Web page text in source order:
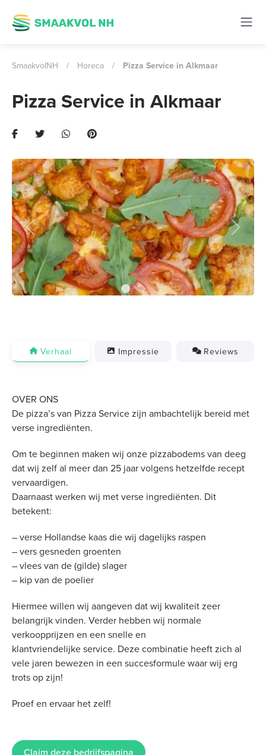
SmaakvolNH / Horeca / Pizza Service in Alkmaar
Pizza Service in Alkmaar
Previous Next
Verhaal Impressie Reviews
OVER ONS
De pizza’s van Pizza Service zijn ambachtelijk bereid met
verse ingrediënten.
Om te beginnen maken wij onze pizzabodems van deeg
dat wij zelf al meer dan 25 jaar volgens hetzelfde recept
vervaardigen.
Daarnaast werken wij met verse ingrediënten. Dit
betekent:
– verse Hollandse kaas die wij dagelijks raspen
– vers gesneden groenten
– vlees van de (gilde) slager
– kip van de poelier
Hiermee willen wij aangeven dat wij kwaliteit zeer
belangrijk vinden. Verder hebben wij normale
verkoopprijzen en een snelle en
klantvriendelijke service. Deze combinatie heeft zich al
vele jaren bewezen in een succesformule waar wij erg
trots op zijn!
Proef en ervaar het zelf!
Claim deze bedrijfspagina